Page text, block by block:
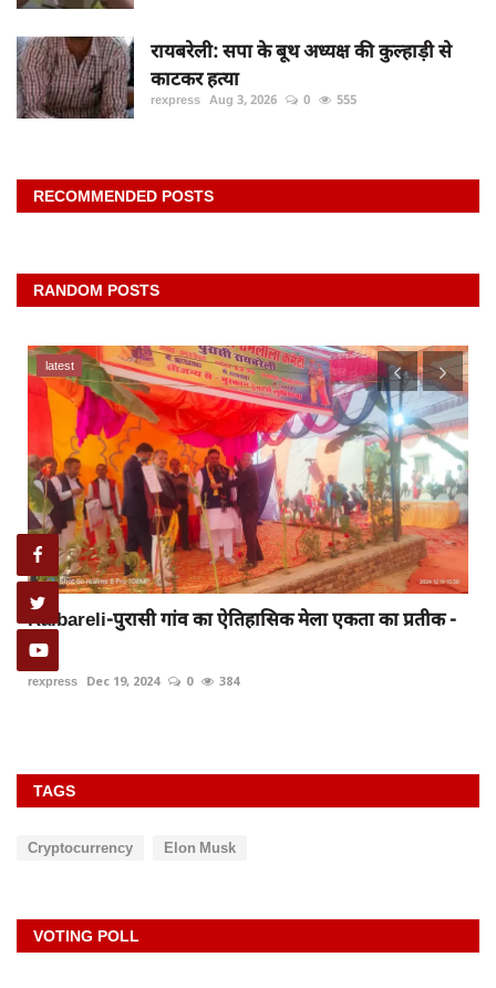
रायबरेली: सपा के बूथ अध्यक्ष की कुल्हाड़ी से
काटकर हत्या
rexpress Aug 3, 2026 0 555
RECOMMENDED POSTS
RANDOM POSTS
latest
Raibareli-पुरासी गांव का ऐतिहासिक मेला एकता का प्रतीक -
-...
rexpress Dec 19, 2024 0 384
TAGS
Cryptocurrency Elon Musk
VOTING POLL